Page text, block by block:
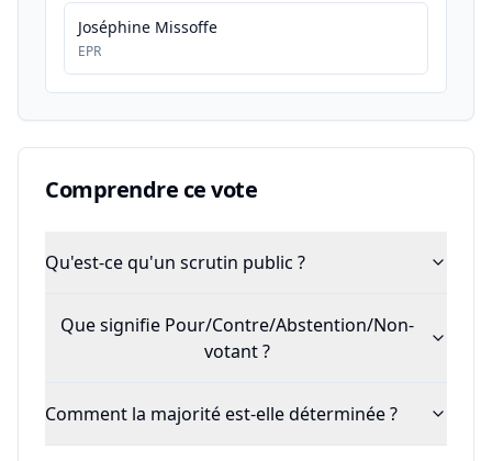
Joséphine Missoffe
EPR
Comprendre ce vote
Qu'est-ce qu'un scrutin public ?
Que signifie Pour/Contre/Abstention/Non-
votant ?
Comment la majorité est-elle déterminée ?